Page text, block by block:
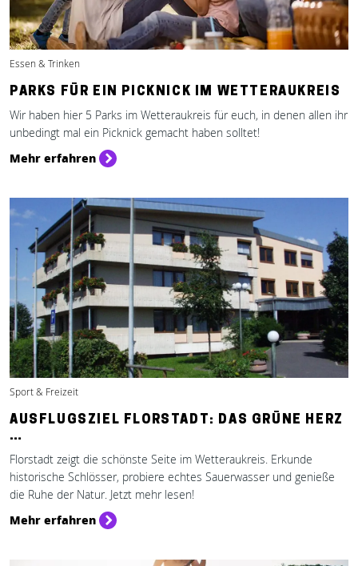
Essen & Trinken
PARKS FÜR EIN PICKNICK IM WETTERAUKREIS
Wir haben hier 5 Parks im Wetteraukreis für euch, in denen allen ihr
unbedingt mal ein Picknick gemacht haben solltet!
Mehr erfahren
Sport & Freizeit
AUSFLUGSZIEL FLORSTADT: DAS GRÜNE HERZ
…
Florstadt zeigt die schönste Seite im Wetteraukreis. Erkunde
historische Schlösser, probiere echtes Sauerwasser und genieße
die Ruhe der Natur. Jetzt mehr lesen!
Mehr erfahren